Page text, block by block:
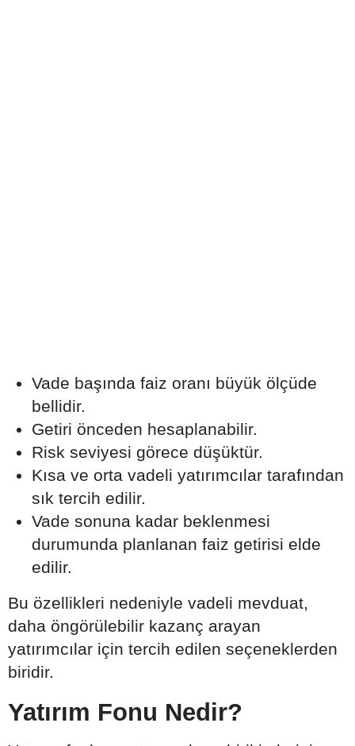
Vade başında faiz oranı büyük ölçüde
bellidir.
Getiri önceden hesaplanabilir.
Risk seviyesi görece düşüktür.
Kısa ve orta vadeli yatırımcılar tarafından
sık tercih edilir.
Vade sonuna kadar beklenmesi
durumunda planlanan faiz getirisi elde
edilir.
Bu özellikleri nedeniyle vadeli mevduat,
daha öngörülebilir kazanç arayan
yatırımcılar için tercih edilen seçeneklerden
biridir.
Yatırım Fonu Nedir?